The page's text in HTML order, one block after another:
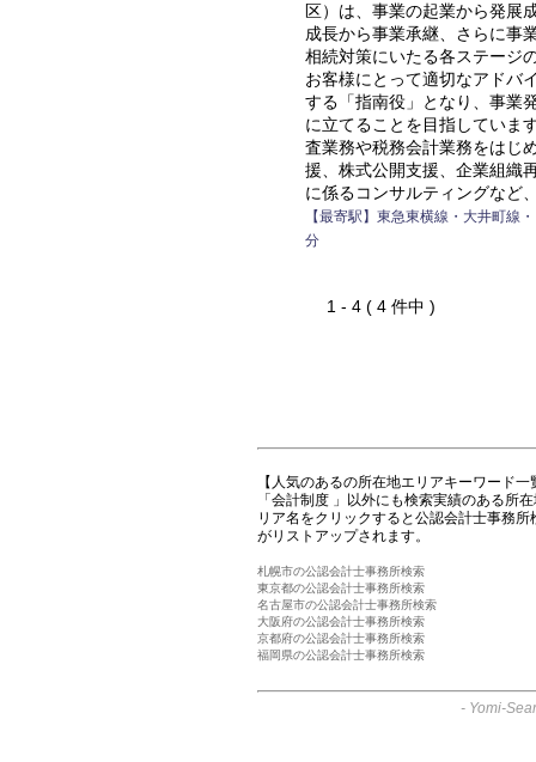
区）は、事業の起業から発展
成長から事業承継、さらに事
相続対策にいたる各ステージ
お客様にとって適切なアドバ
する「指南役」となり、事業
に立てることを目指してい
査業務や税務会計業務をはじ
援、株式公開支援、企業組織
に係るコンサルティングなど
【最寄駅】東急東横線・大井町線
分
1 - 4 ( 4 件中 )
【人気のあるの所在地エリアキーワード一
「会計制度 」以外にも検索実績のある所
リア名をクリックすると公認会計士事務
がリストアップされます。
札幌市の公認会計士事務所検索
東京都の公認会計士事務所検索
名古屋市の公認会計士事務所検索
大阪府の公認会計士事務所検索
京都府の公認会計士事務所検索
福岡県の公認会計士事務所検索
- Yomi-